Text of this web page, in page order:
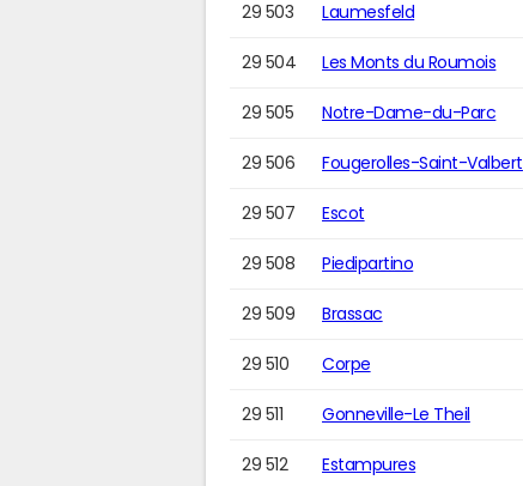
29 503 Laumesfeld
29 504 Les Monts du Roumois
29 505 Notre-Dame-du-Parc
29 506 Fougerolles-Saint-Valbert
29 507 Escot
29 508 Piedipartino
29 509 Brassac
29 510 Corpe
29 511 Gonneville-Le Theil
29 512 Estampures